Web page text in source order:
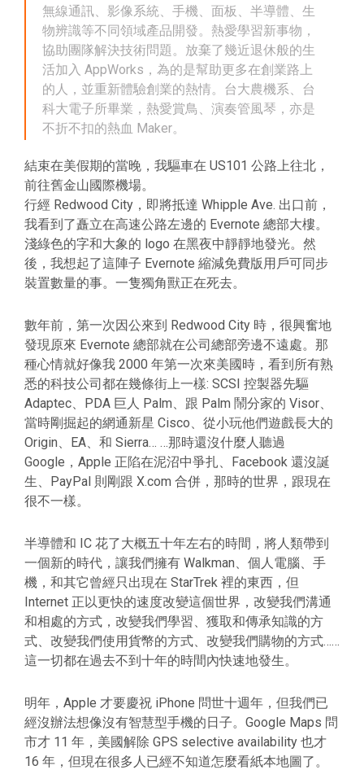
無線通訊、影像系統、手機、面板、半導體、生
物辨識等不同領域產品開發。熱愛學習新事物，
協助團隊解決技術問題。放棄了幾近退休般的生
活加入 AppWorks，為的是幫助更多在創業路上
的人，並重新體驗創業的熱情。台大農機系、台
科大電子所畢業，熱愛賞鳥、演奏管風琴，亦是
不折不扣的熱血 Maker。
結束在美假期的當晚，我驅車在 US101 公路上往北，
前往舊金山國際機場。
行經 Redwood City，即將抵達 Whipple Ave. 出口前，
我看到了矗立在高速公路左邊的 Evernote 總部大樓。
淺綠色的字和大象的 logo 在黑夜中靜靜地發光。然
後，我想起了這陣子 Evernote 縮減免費版用戶可同步
裝置數量的事。一隻獨角獸正在死去。
數年前，第一次因公來到 Redwood City 時，很興奮地
發現原來 Evernote 總部就在公司總部旁邊不遠處。那
種心情就好像我 2000 年第一次來美國時，看到所有熟
悉的科技公司都在幾條街上一樣: SCSI 控製器先驅
Adaptec、PDA 巨人 Palm、跟 Palm 鬧分家的 Visor、
當時剛掘起的網通新星 Cisco、從小玩他們遊戲長大的
Origin、EA、和 Sierra… …那時還沒什麼人聽過
Google，Apple 正陷在泥沼中爭扎、Facebook 還沒誕
生、PayPal 則剛跟 X.com 合併，那時的世界，跟現在
很不一樣。
半導體和 IC 花了大概五十年左右的時間，將人類帶到
一個新的時代，讓我們擁有 Walkman、個人電腦、手
機，和其它曾經只出現在 StarTrek 裡的東西，但
Internet 正以更快的速度改變這個世界，改變我們溝通
和相處的方式，改變我們學習、獲取和傳承知識的方
式、改變我們使用貨幣的方式、改變我們購物的方式……
這一切都在過去不到十年的時間內快速地發生。
明年，Apple 才要慶祝 iPhone 問世十週年，但我們已
經沒辦法想像沒有智慧型手機的日子。Google Maps 問
市才 11 年，美國解除 GPS selective availability 也才
16 年，但現在很多人已經不知道怎麼看紙本地圖了。